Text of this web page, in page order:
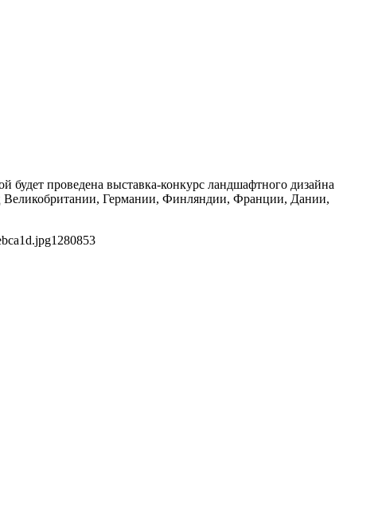
проведена выставка-конкурс ландшафтного дизайна
Великобритании, Германии, Финляндии, Франции, Дании,
1280853